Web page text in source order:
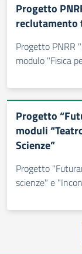
Progetto
reclutamento
Progetto PNRR
modulo "Fisica
Progetto
moduli
Scienze”
Progetto
scienze" e